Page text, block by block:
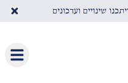
שינויים ועדכונים